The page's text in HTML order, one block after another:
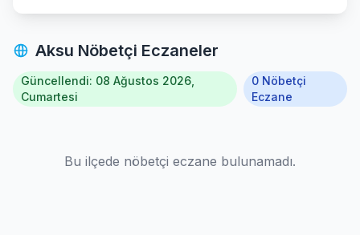
Aksu Nöbetçi Eczaneler
Güncellendi: 08 Ağustos 2026,
Cumartesi
0 Nöbetçi
Eczane
Bu ilçede nöbetçi eczane bulunamadı.